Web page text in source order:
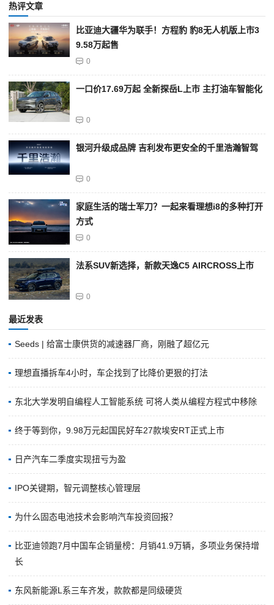
热评文章
比亚迪大疆华为联手！方程豹 豹8无人机版上市3
9.58万起售
0
一口价17.69万起 全新探岳L上市 主打油车智能化
0
银河升级成品牌 吉利发布更安全的千里浩瀚智驾
0
家庭生活的瑞士军刀？一起来看理想i8的多种打开
方式
0
法系SUV新选择，新款天逸C5 AIRCROSS上市
0
最近发表
Seeds | 给富士康供货的减速器厂商，刚融了超亿元
理想直播拆车4小时，车企找到了比降价更狠的打法
东北大学发明自编程人工智能系统 可将人类从编程方程式中移除
终于等到你，9.98万元起国民好车27款埃安RT正式上市
日产汽车二季度实现扭亏为盈
IPO关键期，智元调整核心管理层
为什么固态电池技术会影响汽车投资回报？
比亚迪领跑7月中国车企销量榜：月销41.9万辆，多项业务保持增
长
东风新能源L系三车齐发，款款都是同级硬货